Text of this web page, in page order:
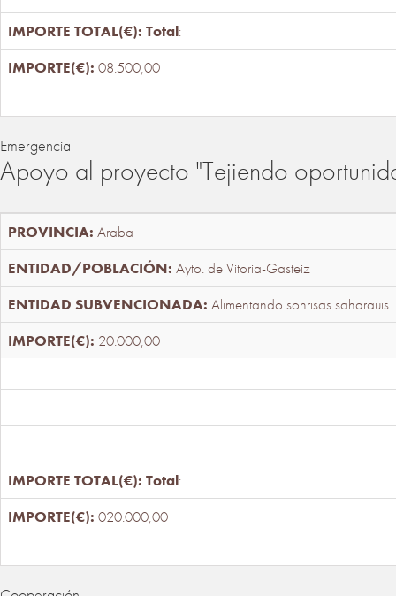
Total:
08.500,00
Emergencia
Apoyo al proyecto "Tejiendo
Araba
Ayto. de Vitoria-Gasteiz
Alimentando sonrisas saharauis
20.000,00
Total:
020.000,00